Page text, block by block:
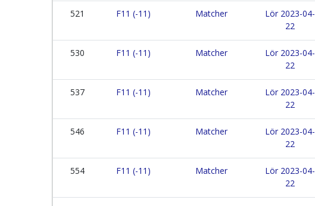
521 F11 (-11) Matcher
Lör 2023-04-
22
530 F11 (-11) Matcher
Lör 2023-04-
22
537 F11 (-11) Matcher
Lör 2023-04-
22
546 F11 (-11) Matcher
Lör 2023-04-
22
554 F11 (-11) Matcher
Lör 2023-04-
22